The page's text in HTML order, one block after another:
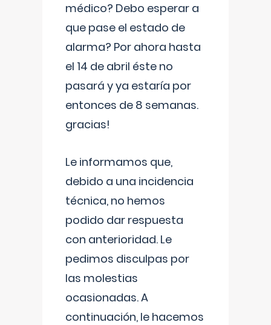
médico? Debo esperar a
que pase el estado de
alarma? Por ahora hasta
el 14 de abril éste no
pasará y ya estaría por
entonces de 8 semanas.
gracias!
Le informamos que,
debido a una incidencia
técnica, no hemos
podido dar respuesta
con anterioridad. Le
pedimos disculpas por
las molestias
ocasionadas. A
continuación, le hacemos